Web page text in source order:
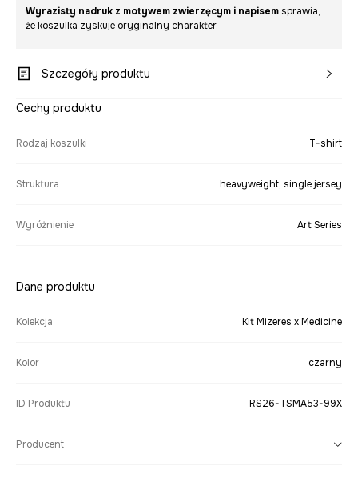
Wyrazisty nadruk z motywem zwierzęcym i napisem sprawia,
że koszulka zyskuje oryginalny charakter.
Szczegóły produktu
Cechy produktu
Rodzaj koszulki T-shirt
Struktura heavyweight, single jersey
Wyróżnienie Art Series
Dane produktu
Kolekcja Kit Mizeres x Medicine
Kolor czarny
ID Produktu RS26-TSMA53-99X
Producent